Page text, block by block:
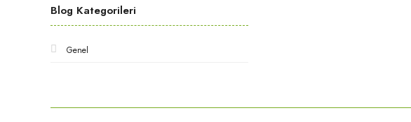
Blog Kategorileri
Genel